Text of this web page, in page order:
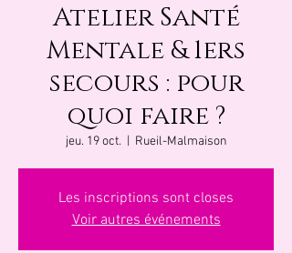
Atelier Santé
Mentale & 1ers
secours : pour
quoi faire ?
jeu. 19 oct. Rueil-Malmaison
Les inscriptions sont closes
Voir autres événements